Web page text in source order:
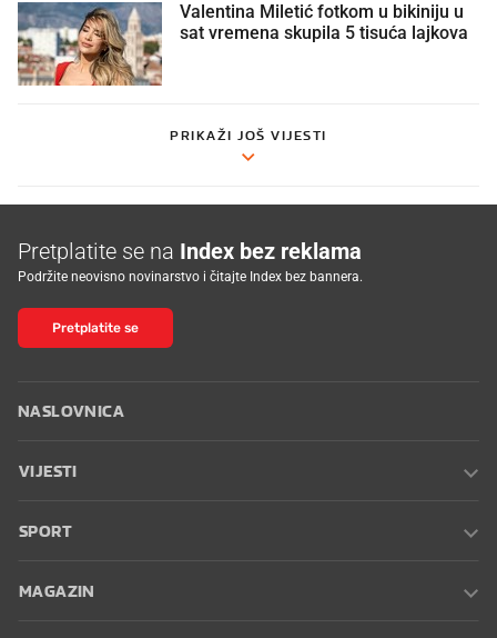
Valentina Miletić fotkom u bikiniju u
sat vremena skupila 5 tisuća lajkova
PRIKAŽI JOŠ VIJESTI
Pretplatite se na Index bez reklama
Podržite neovisno novinarstvo i čitajte Index bez bannera.
Pretplatite se
NASLOVNICA
VIJESTI
SPORT
MAGAZIN